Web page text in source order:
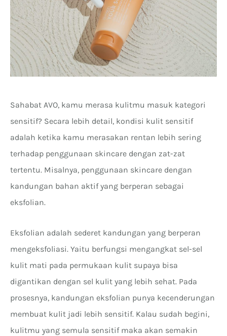
Sahabat AVO, kamu merasa kulitmu masuk kategori
sensitif? Secara lebih detail, kondisi kulit sensitif
adalah ketika kamu merasakan rentan lebih sering
terhadap penggunaan skincare dengan zat-zat
tertentu. Misalnya, penggunaan skincare dengan
kandungan bahan aktif yang berperan sebagai
eksfolian.
Eksfolian adalah sederet kandungan yang berperan
mengeksfoliasi. Yaitu berfungsi mengangkat sel-sel
kulit mati pada permukaan kulit supaya bisa
digantikan dengan sel kulit yang lebih sehat. Pada
prosesnya, kandungan eksfolian punya kecenderungan
membuat kulit jadi lebih sensitif. Kalau sudah begini,
kulitmu yang semula sensitif maka akan semakin